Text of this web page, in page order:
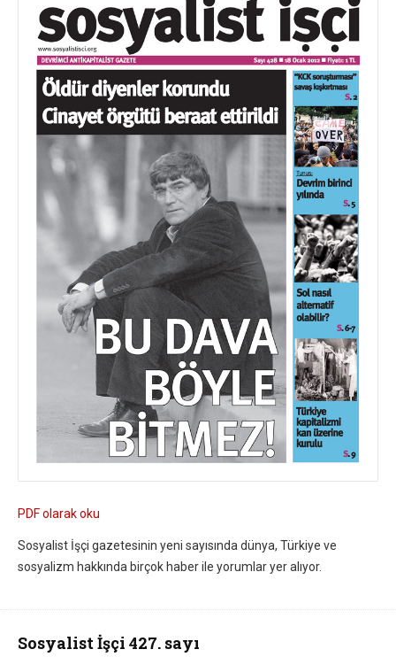
PDF olarak oku
Sosyalist İşçi gazetesinin yeni sayısında dünya, Türkiye ve
sosyalizm hakkında birçok haber ile yorumlar yer alıyor.
Sosyalist İşçi 427. sayı